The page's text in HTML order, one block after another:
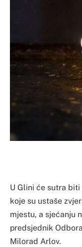
U Glini će sutra
koje su ustaše
mjestu, a sjećanju
predsjednik
Milorad Arlov.